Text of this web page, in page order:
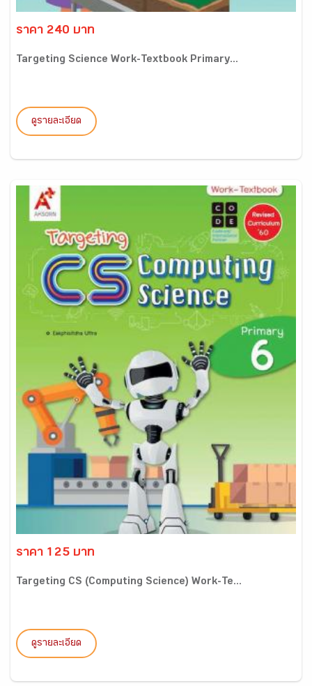
ราคา 240 บาท
Targeting Science Work-Textbook Primary...
ดูรายละเอียด
ราคา 125 บาท
Targeting CS (Computing Science) Work-Te...
ดูรายละเอียด